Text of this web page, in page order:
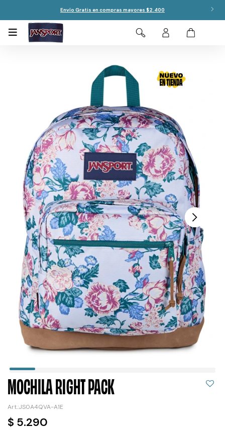
Envío Gratis en compras mayores $2.400

MOCHILA RIGHT PACK
JS0A4QVA-A1E
$ 5.290